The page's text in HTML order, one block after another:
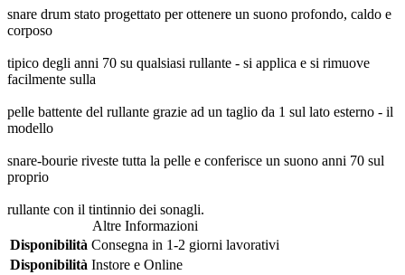
snare drum stato progettato per ottenere un suono profondo, caldo e
corposo
tipico degli anni 70 su qualsiasi rullante - si applica e si rimuove
facilmente sulla
pelle battente del rullante grazie ad un taglio da 1 sul lato esterno - il
modello
snare-bourie riveste tutta la pelle e conferisce un suono anni 70 sul
proprio
rullante con il tintinnio dei sonagli.
Altre Informazioni
Disponibilità Consegna in 1-2 giorni lavorativi
Disponibilità Instore e Online